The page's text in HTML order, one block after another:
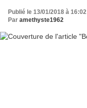
Publié le 13/01/2018 à 16:02
Par amethyste1962